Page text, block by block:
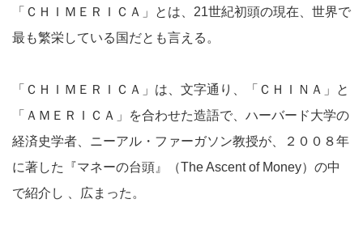
「ＣＨＩＭＥＲＩＣＡ」とは、21世紀初頭の現在、世界で
最も繁栄している国だとも言える。
「ＣＨＩＭＥＲＩＣＡ」は、文字通り、「ＣＨＩＮＡ」と
「ＡＭＥＲＩＣＡ」を合わせた造語で、ハーバード大学の
経済史学者、ニーアル・ファーガソン教授が、２００８年
に著した『マネーの台頭』（The Ascent of Money）の中
で紹介し 、広まった。